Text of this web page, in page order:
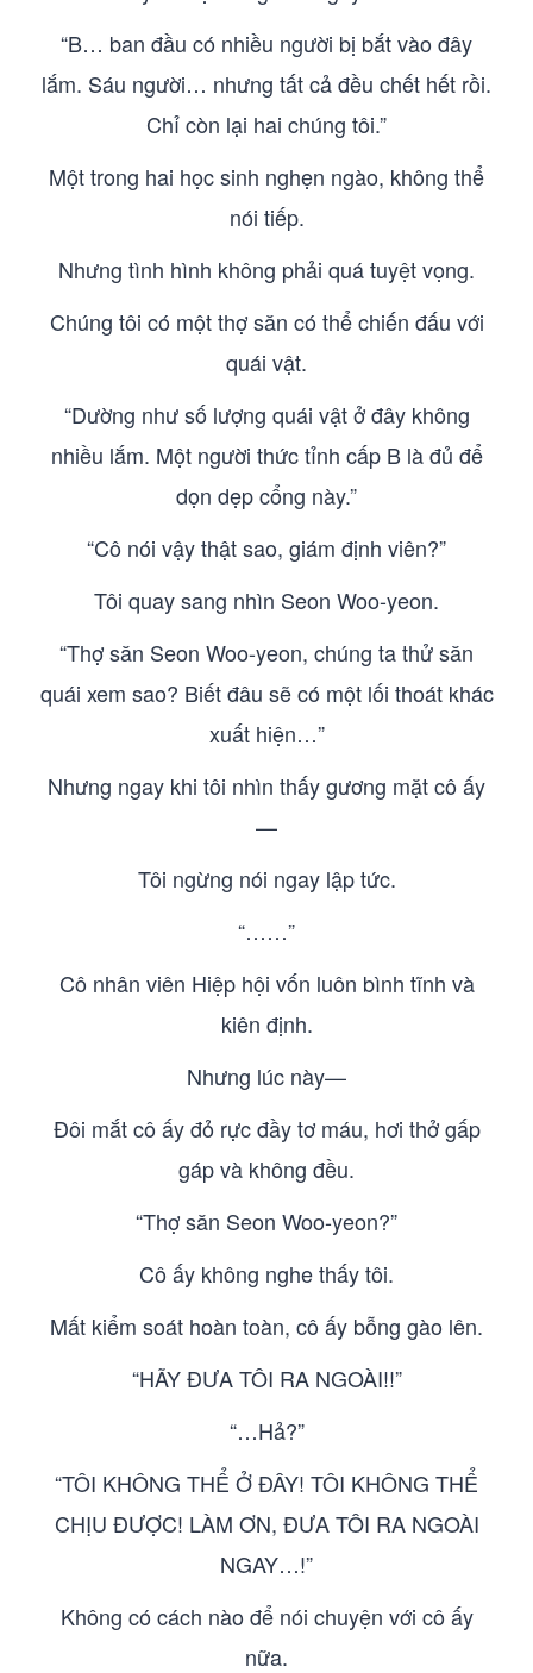
“B… ban đầu có nhiều người bị bắt vào đây
lắm. Sáu người… nhưng tất cả đều chết hết rồi.
Chỉ còn lại hai chúng tôi.”
Một trong hai học sinh nghẹn ngào, không thể
nói tiếp.
Nhưng tình hình không phải quá tuyệt vọng.
Chúng tôi có một thợ săn có thể chiến đấu với
quái vật.
“Dường như số lượng quái vật ở đây không
nhiều lắm. Một người thức tỉnh cấp B là đủ để
dọn dẹp cổng này.”
“Cô nói vậy thật sao, giám định viên?”
Tôi quay sang nhìn Seon Woo-yeon.
“Thợ săn Seon Woo-yeon, chúng ta thử săn
quái xem sao? Biết đâu sẽ có một lối thoát khác
xuất hiện…”
Nhưng ngay khi tôi nhìn thấy gương mặt cô ấy
—
Tôi ngừng nói ngay lập tức.
“……”
Cô nhân viên Hiệp hội vốn luôn bình tĩnh và
kiên định.
Nhưng lúc này—
Đôi mắt cô ấy đỏ rực đầy tơ máu, hơi thở gấp
gáp và không đều.
“Thợ săn Seon Woo-yeon?”
Cô ấy không nghe thấy tôi.
Mất kiểm soát hoàn toàn, cô ấy bỗng gào lên.
“HÃY ĐƯA TÔI RA NGOÀI!!”
“…Hả?”
“TÔI KHÔNG THỂ Ở ĐÂY! TÔI KHÔNG THỂ
CHỊU ĐƯỢC! LÀM ƠN, ĐƯA TÔI RA NGOÀI
NGAY…!”
Không có cách nào để nói chuyện với cô ấy
nữa.